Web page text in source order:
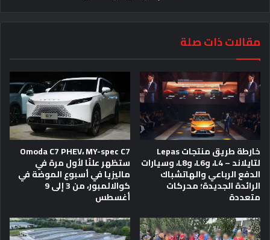
مقالات ذات صلة
خارطة طريق منتجات Lepas
لتايلاند – L4، وL6، وL8، وسيارات
الدفع الرباعي والهاتشباك
الرائدة الجديدة؛ محركات
متعددة
Omoda C7 PHEV، MY-spec C7
ستظهر علنًا لأول مرة في
ماليزيا في أسبوع الموضة في
كوالالمبور، من 3 إلى 9
أغسطس